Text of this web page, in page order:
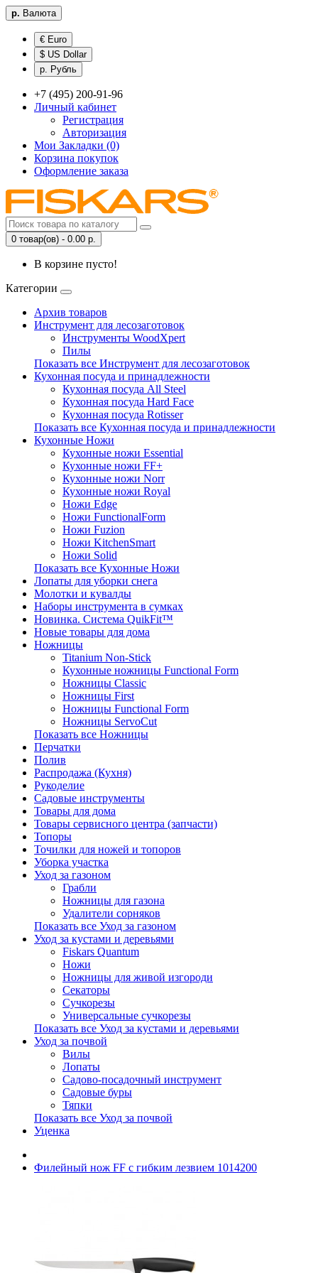
р. Валюта
€ Euro
$ US Dollar
р. Рубль
+7 (495) 200-91-96
Личный кабинет
Регистрация
Авторизация
Мои Закладки (0)
Корзина покупок
Оформление заказа
0 товар(ов) - 0.00 р.
В корзине пусто!
Категории
Архив товаров
Инструмент для лесозаготовок
Инструменты WoodXpert
Пилы
Показать все Инструмент для лесозаготовок
Кухонная посуда и принадлежности
Кухонная посуда All Steel
Кухонная посуда Hard Face
Кухонная посуда Rotisser
Показать все Кухонная посуда и принадлежности
Кухонные Ножи
Кухонные ножи Essential
Кухонные ножи FF+
Кухонные ножи Norr
Кухонные ножи Royal
Ножи Edge
Ножи FunctionalForm
Ножи Fuzion
Ножи KitchenSmart
Ножи Solid
Показать все Кухонные Ножи
Лопаты для уборки снега
Молотки и кувалды
Наборы инструмента в сумках
Новинка. Система QuikFit™
Новые товары для дома
Ножницы
Titanium Non-Stick
Кухонные ножницы Functional Form
Ножницы Classic
Ножницы First
Ножницы Functional Form
Ножницы ServoCut
Показать все Ножницы
Перчатки
Полив
Распродажа (Кухня)
Рукоделие
Садовые инструменты
Товары для дома
Товары сервисного центра (запчасти)
Топоры
Точилки для ножей и топоров
Уборка участка
Уход за газоном
Грабли
Ножницы для газона
Удалители сорняков
Показать все Уход за газоном
Уход за кустами и деревьями
Fiskars Quantum
Ножи
Ножницы для живой изгороди
Секаторы
Сучкорезы
Универсальные сучкорезы
Показать все Уход за кустами и деревьями
Уход за почвой
Вилы
Лопаты
Садово-посадочный инструмент
Садовые буры
Тяпки
Показать все Уход за почвой
Уценка
Филейный нож FF с гибким лезвием 1014200